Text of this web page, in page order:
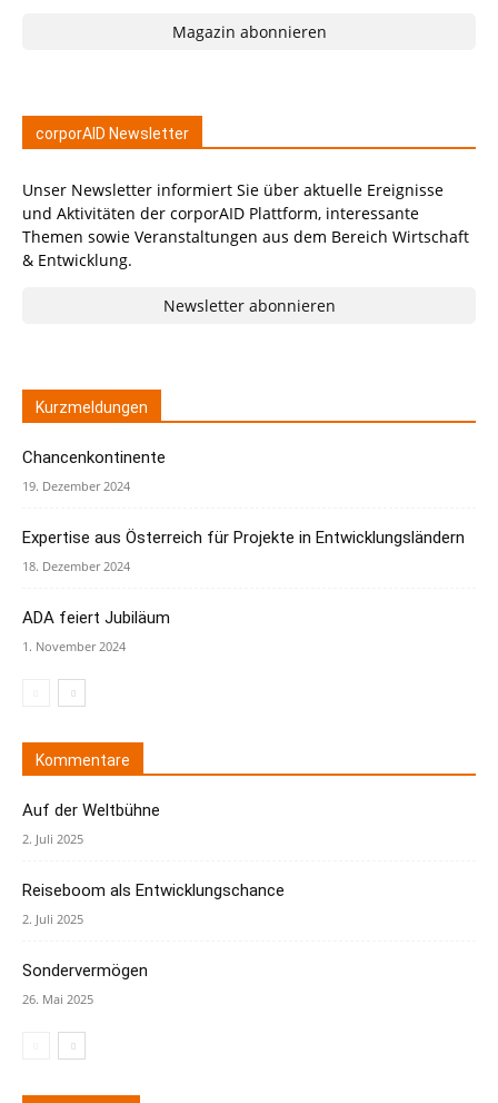
Magazin abonnieren
corporAID Newsletter
Unser Newsletter informiert Sie über aktuelle Ereignisse
und Aktivitäten der corporAID Plattform, interessante
Themen sowie Veranstaltungen aus dem Bereich Wirtschaft
& Entwicklung.
Newsletter abonnieren
Kurzmeldungen
Chancenkontinente
19. Dezember 2024
Expertise aus Österreich für Projekte in Entwicklungsländern
18. Dezember 2024
ADA feiert Jubiläum
1. November 2024
Kommentare
Auf der Weltbühne
2. Juli 2025
Reiseboom als Entwicklungschance
2. Juli 2025
Sondervermögen
26. Mai 2025